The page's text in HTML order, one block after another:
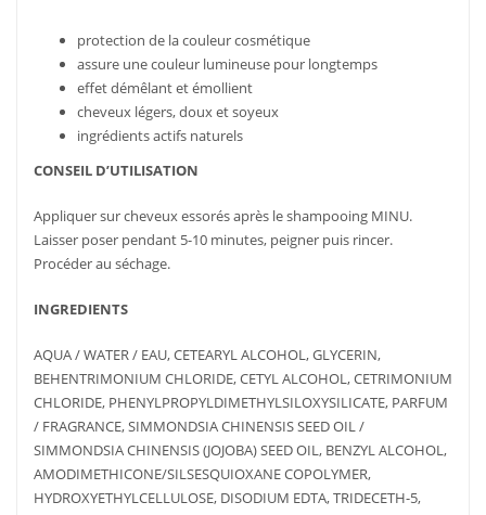
protection de la couleur cosmétique
assure une couleur lumineuse pour longtemps
effet démêlant et émollient
cheveux légers, doux et soyeux
ingrédients actifs naturels
CONSEIL D’UTILISATION
Appliquer sur cheveux essorés après le shampooing MINU.
Laisser poser pendant 5-10 minutes, peigner puis rincer.
Procéder au séchage.
INGREDIENTS
AQUA / WATER / EAU, CETEARYL ALCOHOL, GLYCERIN,
BEHENTRIMONIUM CHLORIDE, CETYL ALCOHOL, CETRIMONIUM
CHLORIDE, PHENYLPROPYLDIMETHYLSILOXYSILICATE, PARFUM
/ FRAGRANCE, SIMMONDSIA CHINENSIS SEED OIL /
SIMMONDSIA CHINENSIS (JOJOBA) SEED OIL, BENZYL ALCOHOL,
AMODIMETHICONE/SILSESQUIOXANE COPOLYMER,
HYDROXYETHYLCELLULOSE, DISODIUM EDTA, TRIDECETH-5,